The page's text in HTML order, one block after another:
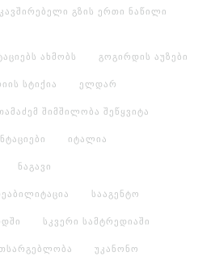
გზის ერთი ნაწილი
ახმობს გოგირდის აუზები
სტიქია ელდარ
შიმშილობა შეწყვიტა
იტალია
ნაგავი
სააგენტო
სკვერი სამტრედიაში
უკანონო